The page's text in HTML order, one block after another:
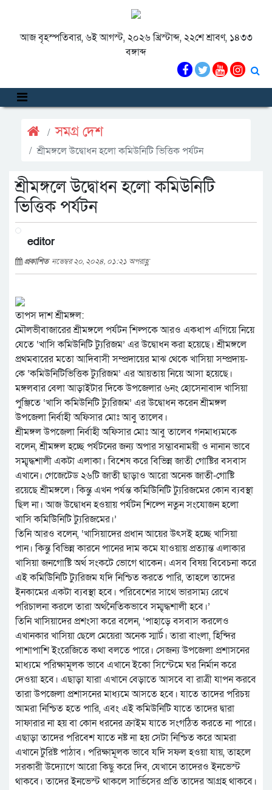
আজ বৃহস্পতিবার, ৬ই আগস্ট, ২০২৬ খ্রিস্টাব্দ, ২২শে শ্রাবণ, ১৪৩৩
বঙ্গাব্দ
সমগ্র দেশ
শ্রীমঙ্গলে উদ্বোধন হলো কমিউনিটি ভিত্তিক পর্যটন
শ্রীমঙ্গলে উদ্বোধন হলো কমিউনিটি
ভিত্তিক পর্যটন
editor
প্রকাশিত নভেম্বর ২০, ২০২৪, ০১:২১ অপরাহ্ণ
তাপস দাশ শ্রীমঙ্গল:
মৌলভীবাজারের শ্রীমঙ্গলে পর্যটন শিল্পকে আরও একধাপ এগিয়ে নিয়ে
যেতে ‘খাসি কমিউনিটি ট্যুরিজম’ এর উদ্বোধন করা হয়েছে। শ্রীমঙ্গলে
প্রথমবারের মতো আদিবাসী সম্প্রদায়ের মাঝ থেকে খাসিয়া সম্প্রদায়-
কে ‘কমিউনিটিভিত্তিক ট্যুরিজম’ এর আয়তায় নিয়ে আসা হয়েছে।
মঙ্গলবার বেলা আড়াইটার দিকে উপজেলার ৬নং হোসেনাবাদ খাসিয়া
পুঞ্জিতে ‘খাসি কমিউনিটি ট্যুরিজম’ এর উদ্বোধন করেন শ্রীমঙ্গল
উপজেলা নির্বাহী অফিসার মোঃ আবু তালেব।
শ্রীমঙ্গল উপজেলা নির্বাহী অফিসার মোঃ আবু তালেব গনমাধ্যমকে
বলেন, শ্রীমঙ্গল হচ্ছে পর্যটনের জন্য অপার সম্ভাবনাময়ী ও নানান ভাবে
সম্মৃদ্ধশালী একটা এলাকা। বিশেষ করে বিভিন্ন জাতী গোষ্টির বসবাস
এখানে। গেজেটেড ২৬টি জাতী ছাড়াও আরো অনেক জাতী-গোষ্টি
রয়েছে শ্রীমঙ্গলে। কিন্তু এখন পর্যন্ত কমিউিনিটি ট্যুরিজমের কোন ব্যবস্থা
ছিল না। আজ উদ্বোধন হওয়ায় পর্যটন শিল্পে নতুন সংযোজন হলো
খাসি কমিউিনিটি ট্যুরিজমের।’
তিনি আরও বলেন, ‘খাসিয়াদের প্রধান আয়ের উৎসই হচ্ছে খাসিয়া
পান। কিন্তু বিভিন্ন কারনে পানের দাম কমে যাওয়ায় প্রত্যান্ত এলাকার
খাসিয়া জনগোষ্টি অর্থ সংকটে ভোগে থাকেন। এসব বিষয় বিবেচনা করে
এই কমিউিনিটি ট্যুরিজম যদি নিশ্চিত করতে পারি, তাহলে তাদের
ইনকামের একটা ব্যবস্থা হবে। পরিবেশের সাথে ভারসাম্য রেখে
পরিচালনা করলে তারা অর্থনৈতিকভাবে সম্মৃদ্ধশালী হবে।’
তিনি খাসিয়াদের প্রশংসা করে বলেন, ‘পাহাড়ে বসবাস করলেও
এখানকার খাসিয়া ছেলে মেয়েরা অনেক স্মার্ট। তারা বাংলা, হিন্দির
পাশাপাশি ইংরেজিতে কথা বলতে পারে। সেজন্য উপজেলা প্রশাসনের
মাধ্যমে পরিক্ষামূলক ভাবে এখানে ইকো সিস্টেমে ঘর নির্মান করে
দেওয়া হবে। এছাড়া যারা এখানে বেড়াতে আসবে বা রাত্রী যাপন করবে
তারা উপজেলা প্রশাসনের মাধ্যমে আসতে হবে। যাতে তাদের পরিচয়
আমরা নিশ্চিত হতে পারি, এবং এই কমিউনিটি যাতে তাদের দ্বারা
সাফারার না হয় বা কোন ধরনের ক্রাইম যাতে সংগঠিত করতে না পারে।
এছাড়া তাদের পরিবেশ যাতে নষ্ট না হয় সেটা নিশ্চিত করে আমরা
এখানে টুরিষ্ট পাঠাব। পরিক্ষামূলক ভাবে যদি সফল হওয়া যায়, তাহলে
সরকারী উদ্যোগে আরো কিছু করে দিব, যেখানে তাদেরও ইনভেস্ট
থাকবে। তাদের ইনভেস্ট থাকলে সার্ভিসের প্রতি তাদের আগ্রহ থাকবে।